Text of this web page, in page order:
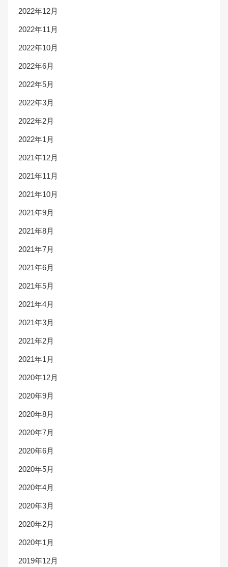
2022年12月
2022年11月
2022年10月
2022年6月
2022年5月
2022年3月
2022年2月
2022年1月
2021年12月
2021年11月
2021年10月
2021年9月
2021年8月
2021年7月
2021年6月
2021年5月
2021年4月
2021年3月
2021年2月
2021年1月
2020年12月
2020年9月
2020年8月
2020年7月
2020年6月
2020年5月
2020年4月
2020年3月
2020年2月
2020年1月
2019年12月